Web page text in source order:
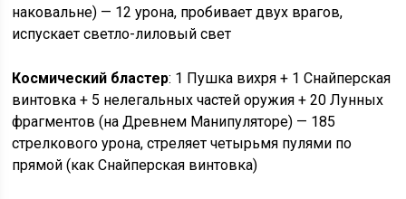
наковальне) — 12 урона, пробивает двух врагов,
испускает светло-лиловый свет
Космический бластер: 1 Пушка вихря + 1 Снайперская
винтовка + 5 нелегальных частей оружия + 20 Лунных
фрагментов (на Древнем Манипуляторе) — 185
стрелкового урона, стреляет четырьмя пулями по
прямой (как Снайперская винтовка)